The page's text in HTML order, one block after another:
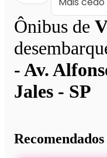
Ônibus de
- Av.
Jales - SP